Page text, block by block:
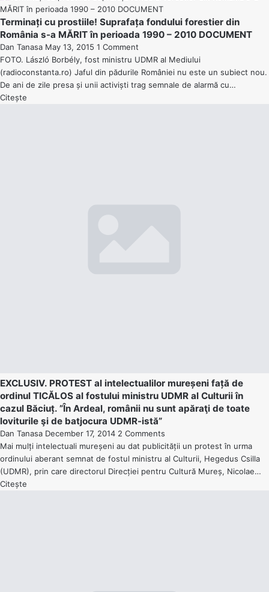
Terminați cu prostiile! Suprafața fondului forestier din
România s-a MĂRIT în perioada 1990 – 2010 DOCUMENT
Dan Tanasa May 13, 2015 1 Comment
FOTO. László Borbély, fost ministru UDMR al Mediului
(radioconstanta.ro) Jaful din pădurile României nu este un subiect nou.
De ani de zile presa și unii activiști trag semnale de alarmă cu…
Citește
EXCLUSIV. PROTEST al intelectualilor mureșeni față de
ordinul TICĂLOS al fostului ministru UDMR al Culturii în
cazul Băciuț. ”În Ardeal, românii nu sunt apăraţi de toate
loviturile şi de batjocura UDMR-istă”
Dan Tanasa December 17, 2014 2 Comments
Mai mulți intelectuali mureșeni au dat publicității un protest în urma
ordinului aberant semnat de fostul ministru al Culturii, Hegedus Csilla
(UDMR), prin care directorul Direcției pentru Cultură Mureș, Nicolae…
Citește